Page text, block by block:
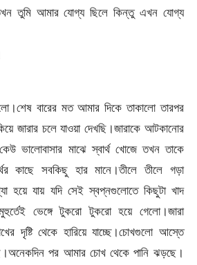
তুমি আমার যোগ্য ছিলে কিন্তু এখন যোগ্য
বারের মত আমার দিকে তাকালো তারপর
জারার চলে যাওয়া দেখছি।জারাকে আটকানোর
ভালোবাসার মাঝে স্বার্থ খোজে তখন তাকে
কাছে সবকিছু হার মানে।তীলে তীলে গড়া
হয়ে যায় যদি সেই স্বপ্নগুলোতে কিছুটা খাদ
ভেঙ্গে টুকরো টুকরো হয়ে গেলো।জারা
দৃষ্টি থেকে হারিয়ে যাচ্ছে।চোখগুলো আস্তে
পর আমার চোখ থেকে পানি ঝড়ছে।